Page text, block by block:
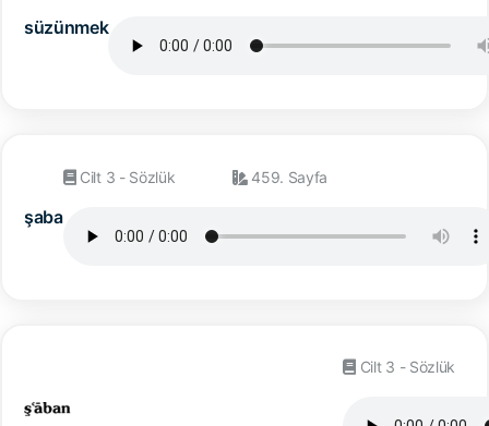
süzünmek
şaba
Cilt 3 - Sözlük 459. Sayfa
Cilt 3 - Sözlük